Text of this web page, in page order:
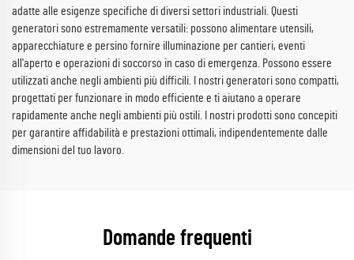
adatte alle esigenze specifiche di diversi settori industriali. Questi
generatori sono estremamente versatili: possono alimentare utensili,
apparecchiature e persino fornire illuminazione per cantieri, eventi
all'aperto e operazioni di soccorso in caso di emergenza. Possono essere
utilizzati anche negli ambienti più difficili. I nostri generatori sono compatti,
progettati per funzionare in modo efficiente e ti aiutano a operare
rapidamente anche negli ambienti più ostili. I nostri prodotti sono concepiti
per garantire affidabilità e prestazioni ottimali, indipendentemente dalle
dimensioni del tuo lavoro.
Domande frequenti